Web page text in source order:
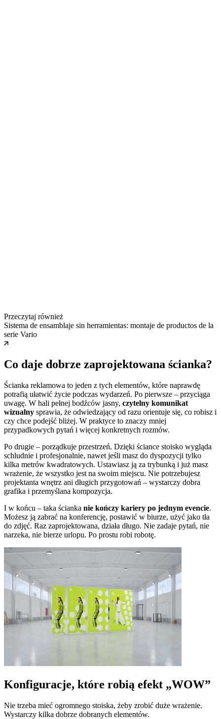
Przeczytaj również
Sistema de ensamblaje sin herramientas: montaje de productos de la
serie Vario
Co daje dobrze zaprojektowana ścianka?
Ścianka reklamowa to jeden z tych elementów, które naprawdę
potrafią ułatwić życie podczas wydarzeń. Po pierwsze – przyciąga
uwagę. W hali pełnej bodźców jasny, czytelny komunikat
wizualny sprawia, że odwiedzający od razu orientuje się, co robisz i
czy chce podejść bliżej. W praktyce to znaczy mniej
przypadkowych pytań i więcej konkretnych rozmów.
Po drugie – porządkuje przestrzeń. Dzięki ściance stoisko wygląda
schludnie i profesjonalnie, nawet jeśli masz do dyspozycji tylko
kilka metrów kwadratowych. Ustawiasz ją za trybunką i już masz
wrażenie, że wszystko jest na swoim miejscu. Nie potrzebujesz
projektanta wnętrz ani długich przygotowań – wystarczy dobra
grafika i przemyślana kompozycja.
I w końcu – taka ścianka nie kończy kariery po jednym evencie.
Możesz ją zabrać na konferencję, postawić w biurze, użyć jako tła
do zdjęć. Raz zaprojektowana, działa długo. Nie zadaje pytań, nie
narzeka, nie bierze urlopu. Po prostu robi robotę.
Konfiguracje, które robią efekt „WOW”
Nie trzeba mieć ogromnego stoiska, żeby zrobić duże wrażenie.
Wystarczy kilka dobrze dobranych elementów.